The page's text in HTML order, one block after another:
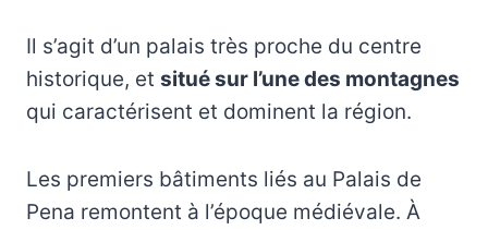
Il s’agit d’un palais très proche du centre
historique, et situé sur l’une des montagnes
qui caractérisent et dominent la région.
Les premiers bâtiments liés au Palais de
Pena remontent à l’époque médiévale. À